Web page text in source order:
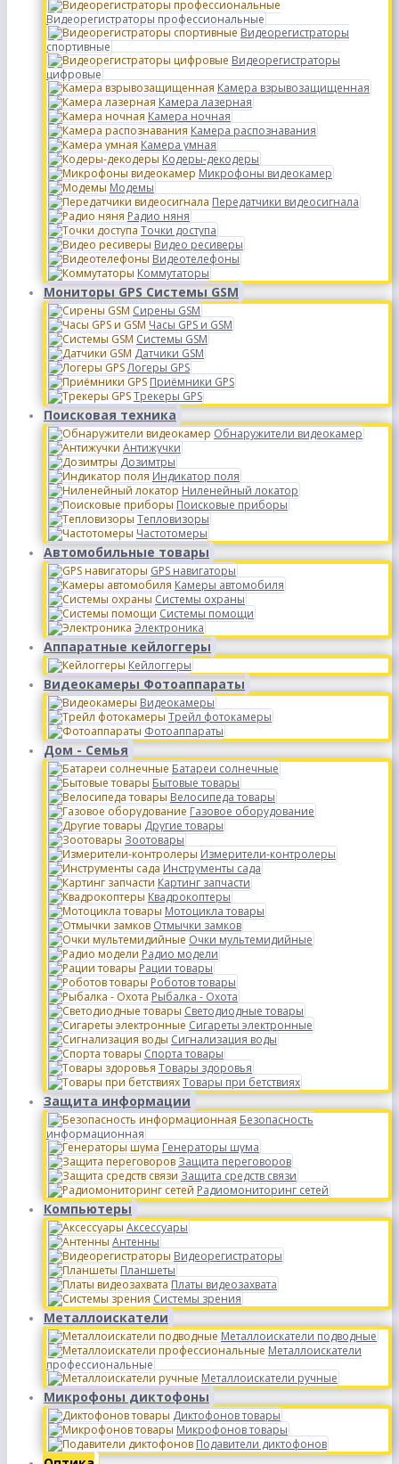
Видеорегистраторы профессиональные
Видеорегистраторы
спортивные
Видеорегистраторы
цифровые
Камера взрывозащищенная
Камера лазерная
Камера ночная
Камера распознавания
Камера умная
Кодеры-декодеры
Микрофоны видеокамер
Модемы
Передатчики видеосигнала
Радио няня
Точки доступа
Видео ресиверы
Видеотелефоны
Коммутаторы
Мониторы GPS Системы GSM
Сирены GSM
Часы GPS и GSM
Системы GSM
Датчики GSM
Логеры GPS
Приёмники GPS
Трекеры GPS
Поисковая техника
Обнаружители видеокамер
Антижучки
Дозимтры
Индикатор поля
Ниленейный локатор
Поисковые приборы
Тепловизоры
Частотомеры
Автомобильные товары
GPS навигаторы
Камеры автомобиля
Системы охраны
Системы помощи
Электроника
Аппаратные кейлоггеры
Кейлоггеры
Видеокамеры Фотоаппараты
Видеокамеры
Трейл фотокамеры
Фотоаппараты
Дом - Семья
Батареи солнечные
Бытовые товары
Велосипеда товары
Газовое оборудование
Другие товары
Зоотовары
Измерители-контролеры
Инструменты сада
Картинг запчасти
Квадрокоптеры
Мотоцикла товары
Отмычки замков
Очки мультемидийные
Радио модели
Рации товары
Роботов товары
Рыбалка - Охота
Светодиодные товары
Сигареты электронные
Сигнализация воды
Спорта товары
Товары здоровья
Товары при бетствиях
Защита информации
Безопасность
информационная
Генераторы шума
Защита переговоров
Защита средств связи
Радиомониторинг сетей
Компьютеры
Аксессуары
Антенны
Видеорегистраторы
Планшеты
Платы видеозахвата
Системы зрения
Металлоискатели
Металлоискатели подводные
Металлоискатели
профессиональные
Металлоискатели ручные
Микрофоны диктофоны
Диктофонов товары
Микрофонов товары
Подавители диктофонов